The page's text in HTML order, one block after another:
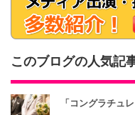
このブログの人気記
「コングラチュ